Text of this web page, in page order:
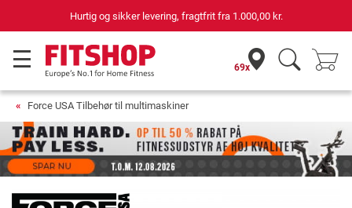
Hurtig og sikker levering, fragtfrit fra 1.000,00 kr.
69x
Force USA Tilbehør til multimaskiner